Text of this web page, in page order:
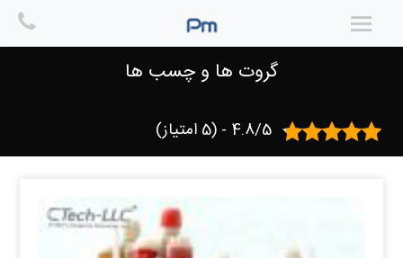
content
/ گروت ها و چسب ها
گروت ها و چسب ها
4.8/5 - (5 امتیاز)